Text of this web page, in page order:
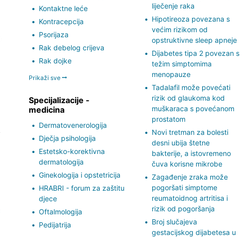
Kontaktne leće
Kontracepcija
Psorijaza
Rak debelog crijeva
Rak dojke
Prikaži sve
Specijalizacije -
medicina
Dermatovenerologija
Dječja psihologija
Estetsko-korektivna
dermatologija
Ginekologija i opstetricija
HRABRI - forum za zaštitu
djece
Oftalmologija
Pedijatrija
liječenje raka
Hipotireoza povezana s
većim rizikom od
opstruktivne sleep apneje
Dijabetes tipa 2 povezan s
težim simptomima
menopauze
Tadalafil može povećati
rizik od glaukoma kod
muškaraca s povećanom
prostatom
Novi tretman za bolesti
desni ubija štetne
bakterije, a istovremeno
čuva korisne mikrobe
Zagađenje zraka može
pogoršati simptome
reumatoidnog artritisa i
rizik od pogoršanja
Broj slučajeva
gestacijskog dijabetesa u